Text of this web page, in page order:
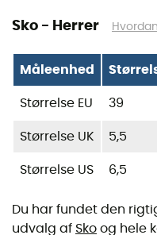
Sko - Herrer
Måleenhed
Størrelse EU 39
Størrelse UK 5,5
Størrelse US 6,5
Du har fundet den
udvalg af Sko og hele